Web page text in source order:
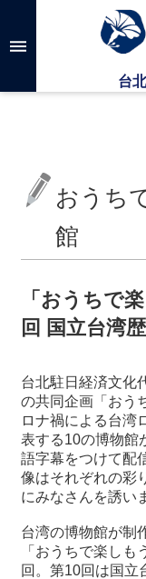
メインのコンテン
高
検
台
湾
ー
い
て
最
新
情
報
と
込
おうち
館
「おうちで
回 国立台湾
台北駐日経済文化
の共同企画「おう
ロナ禍による台湾
表する10の博物館
語字幕をつけて配
像はそれぞれの彩
にみなさんを誘い
台湾の博物館が制
「おうちで楽し
回。第10回は国立